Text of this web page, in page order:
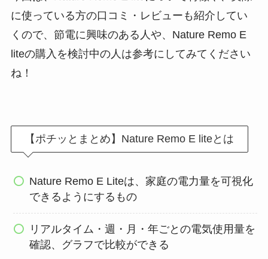
に使っている方の口コミ・レビューも紹介してい
くので、節電に興味のある人や、Nature Remo E
liteの購入を検討中の人は参考にしてみてください
ね！
【ポチッとまとめ】Nature Remo E liteとは
Nature Remo E Liteは、家庭の電力量を可視化
できるようにするもの
リアルタイム・週・月・年ごとの電気使用量を
確認、グラフで比較ができる